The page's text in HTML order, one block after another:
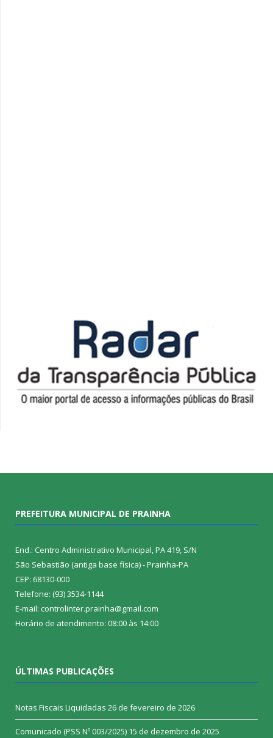
PREFEITURA MUNICIPAL DE PRAINHA
End.: Centro Administrativo Municipal, PA 419, S/N
São Sebastião (antiga base física) - Prainha-PA
CEP: 68130-000
Telefone: (93) 3534-1144
E-mail: controlinter.prainha@gmail.com
Horário de atendimento: 08:00 às 14:00
ÚLTIMAS PUBLICAÇÕES
Notas Fiscais Liquidadas 26 de fevereiro de 2026
Comunicado (PSS Nº 003/2025) 15 de dezembro de 2025